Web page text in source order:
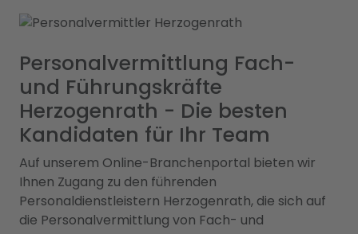
Personalvermittlung Fach-
und Führungskräfte
Herzogenrath - Die besten
Kandidaten für Ihr Team
Auf unserem Online-Branchenportal bieten wir
Ihnen Zugang zu den führenden
Personaldienstleistern Herzogenrath, die sich auf
die Personalvermittlung von Fach- und